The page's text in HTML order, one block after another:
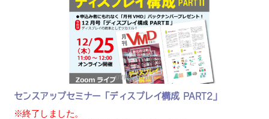
センスアップセミナー「ディスプレイ構成 PART2」
※終了しました。